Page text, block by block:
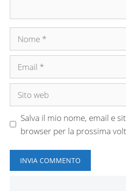
Nome
Email
Sito
Salva il mio nome, email e
browser per la prossima